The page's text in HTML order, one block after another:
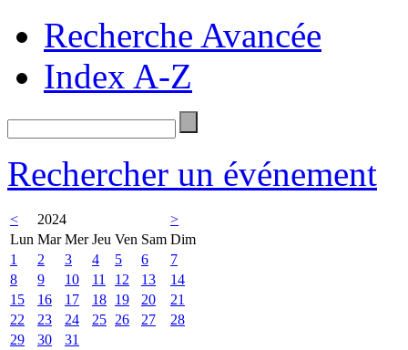
Recherche Avancée
Index A-Z
Rechercher un événement
< 2024
>
Lun Mar Mer Jeu Ven Sam Dim
1
2 3 4 5 6
7
8
9 10 11 12 13
14
15
16 17 18 19 20
21
22
23 24 25 26 27
28
29
30 31